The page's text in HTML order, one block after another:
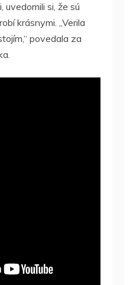
si, že sú
krásnymi. „Verila
povedala za